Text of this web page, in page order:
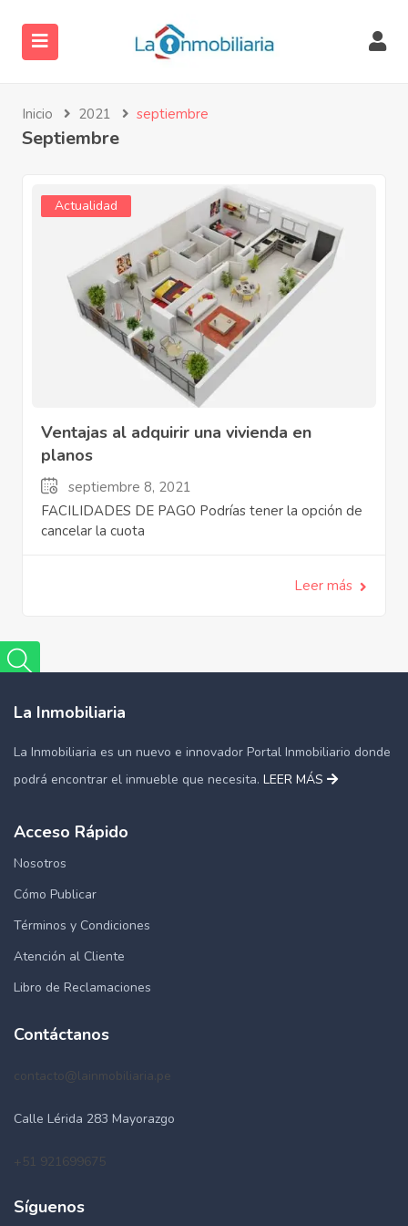
(Servicios)
(Directorio)
Inicio 2021 septiembre
Septiembre
Actualidad
Ventajas al adquirir una vivienda en
planos
septiembre 8, 2021
FACILIDADES DE PAGO Podrías tener la opción de
cancelar la cuota
Leer más
La Inmobiliaria
La Inmobiliaria es un nuevo e innovador Portal Inmobiliario donde
podrá encontrar el inmueble que necesita. LEER MÁS
Acceso Rápido
Nosotros
Cómo Publicar
Términos y Condiciones
Atención al Cliente
Libro de Reclamaciones
Contáctanos
contacto@lainmobiliaria.pe
Calle Lérida 283 Mayorazgo
+51 921699675
Síguenos